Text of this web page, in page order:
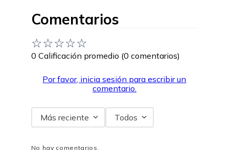
Comentarios
☆☆☆☆☆
0 Calificación promedio (0 comentarios)
Por favor, inicia sesión para escribir un
comentario.
Más reciente Todos
No hay comentarios.